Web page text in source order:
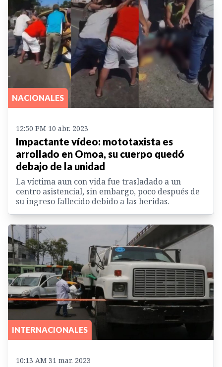
NACIONALES
12:50 PM 10 abr. 2023
Impactante vídeo: mototaxista es
arrollado en Omoa, su cuerpo quedó
debajo de la unidad
La víctima aun con vida fue trasladado a un
centro asistencial, sin embargo, poco después de
su ingreso fallecido debido a las heridas.
INTERNACIONALES
10:13 AM 31 mar. 2023